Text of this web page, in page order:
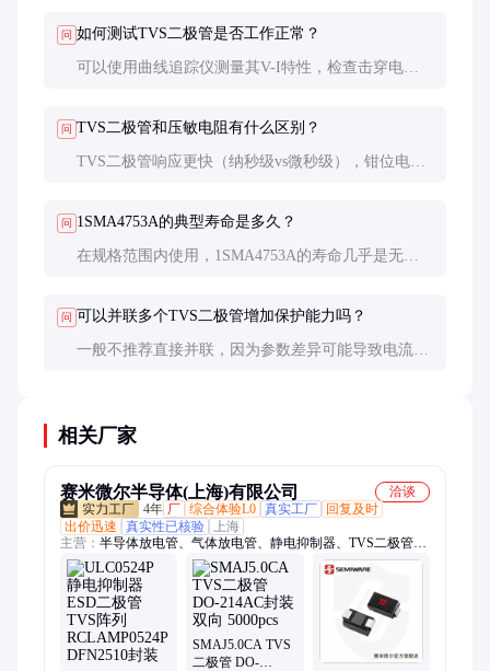
二极管。
问 如何测试TVS二极管是否工作正常？
可以使用曲线追踪仪测量其V-I特性，检查击穿电压
问 TVS二极管和压敏电阻有什么区别？
TVS二极管响应更快（纳秒级vs微秒级），钳位电压
问 1SMA4753A的典型寿命是多久？
在规格范围内使用，1SMA4753A的寿命几乎是无限
问 可以并联多个TVS二极管增加保护能力吗？
一般不推荐直接并联，因为参数差异可能导致电流分
相关厂家
赛米微尔半导体(上海)有限公司
洽谈
4年 厂 综合体验L0 真实工厂
回复及时
出价迅速
真实性已核验
上海
主营： 半导体放电管、气体放电管、静电抑制器、TVS二极管、
稳压二极管、肖特基二极管、可控硅、PLED开路保护器
SMAJ5.0CA TVS
二极管 DO-